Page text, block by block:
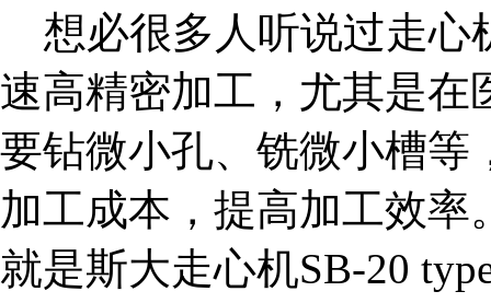
想必很多人听说过走心
速高精密加工，尤其是在
要钻微小孔、铣微小槽等
加工成本，提高加工效
就是斯大走心机SB-20